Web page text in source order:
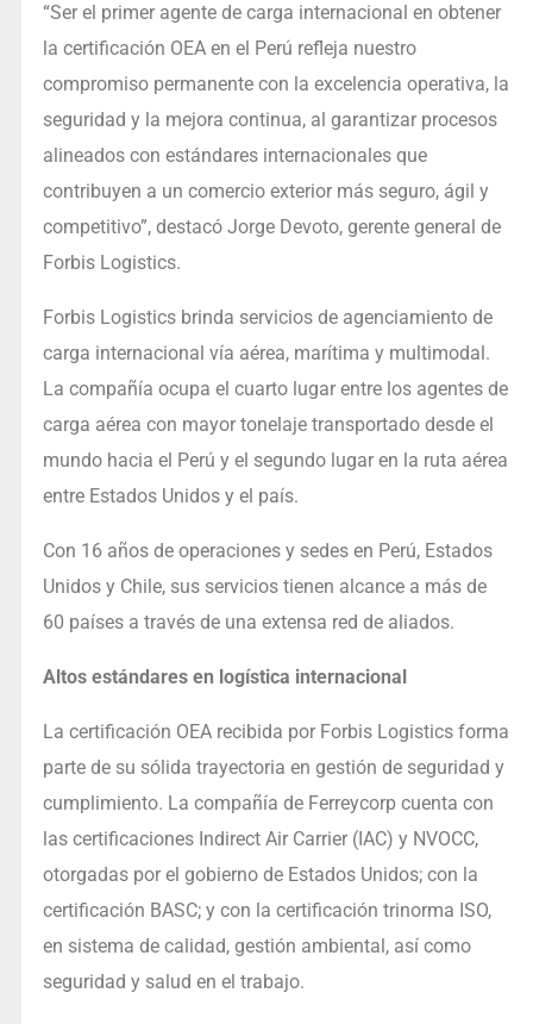
“Ser el primer agente de carga internacional en obtener
la certificación OEA en el Perú refleja nuestro
compromiso permanente con la excelencia operativa, la
seguridad y la mejora continua, al garantizar procesos
alineados con estándares internacionales que
contribuyen a un comercio exterior más seguro, ágil y
competitivo”, destacó Jorge Devoto, gerente general de
Forbis Logistics.
Forbis Logistics brinda servicios de agenciamiento de
carga internacional vía aérea, marítima y multimodal.
La compañía ocupa el cuarto lugar entre los agentes de
carga aérea con mayor tonelaje transportado desde el
mundo hacia el Perú y el segundo lugar en la ruta aérea
entre Estados Unidos y el país.
Con 16 años de operaciones y sedes en Perú, Estados
Unidos y Chile, sus servicios tienen alcance a más de
60 países a través de una extensa red de aliados.
Altos estándares en logística internacional
La certificación OEA recibida por Forbis Logistics forma
parte de su sólida trayectoria en gestión de seguridad y
cumplimiento. La compañía de Ferreycorp cuenta con
las certificaciones Indirect Air Carrier (IAC) y NVOCC,
otorgadas por el gobierno de Estados Unidos; con la
certificación BASC; y con la certificación trinorma ISO,
en sistema de calidad, gestión ambiental, así como
seguridad y salud en el trabajo.